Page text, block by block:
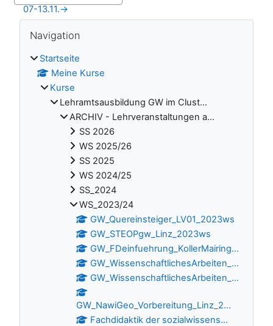
→
07-13.11.
Blöcke
Navigation
Startseite
Meine Kurse
Kurse
Lehramtsausbildung GW im Clust...
ARCHIV - Lehrveranstaltungen a...
SS 2026
WS 2025/26
SS 2025
WS 2024/25
SS_2024
WS_2023/24
GW_Quereinsteiger_LV01_2023ws
GW_STEOPgw_Linz_2023ws
GW_FDeinfuehrung_KollerMairing...
GW_WissenschaftlichesArbeiten_...
GW_WissenschaftlichesArbeiten_...
GW_NawiGeo_Vorbereitung_Linz_2...
Fachdidaktik der sozialwissens...